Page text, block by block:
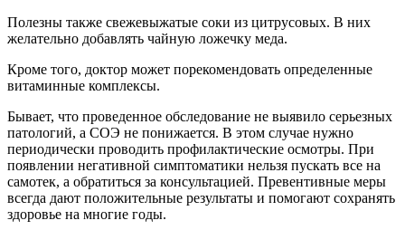
Полезны также свежевыжатые соки из цитрусовых. В них
желательно добавлять чайную ложечку меда.
Кроме того, доктор может порекомендовать определенные
витаминные комплексы.
Бывает, что проведенное обследование не выявило серьезных
патологий, а СОЭ не понижается. В этом случае нужно
периодически проводить профилактические осмотры. При
появлении негативной симптоматики нельзя пускать все на
самотек, а обратиться за консультацией. Превентивные меры
всегда дают положительные результаты и помогают сохранять
здоровье на многие годы.